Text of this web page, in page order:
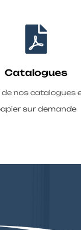
Catalogues
de nos catalogues
sur demande